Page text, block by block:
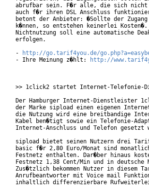
abrufbar sein. F�r alle, die sich
auch f�r ihren DSL Anschluss
betont der Anbieter: �Sollte der
k�nnen, so entstehen keinerlei Kosten�.
Nichtnutzung soll eine automatische
erfolgen.
-
http://go.tarif4you.de/
- Ihre Meinung z�hlt:
http://
>> 1click2 startet Internet-Telefonie-
Der Hamburger Internet-Dienstleister
der Marke sipload einen eigenen
die Nutzung wird eine breitbandige
Kabel ben�tigt sowie ein Telefonie-
Internet-Anschluss und Telefon gesetzt
sipload bietet seinen Nutzern drei
basic f�r 2,80 Euro/Monat sind
Festnetz enthalten. Dar�ber hinaus
Festnetz 1,38 Cent/Min und in deutsche
Zus�tzlich bekommen Nutzer in diesem
Anrufbeantworter mit Voice mail
inhaltlich differenzierbare